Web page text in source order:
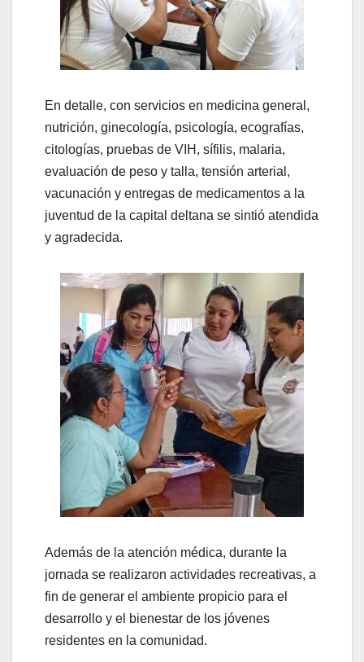
En detalle, con servicios en medicina general,
nutrición, ginecología, psicología, ecografías,
citologías, pruebas de VIH, sífilis, malaria,
evaluación de peso y talla, tensión arterial,
vacunación y entregas de medicamentos a la
juventud de la capital deltana se sintió atendida
y agradecida.
Además de la atención médica, durante la
jornada se realizaron actividades recreativas, a
fin de generar el ambiente propicio para el
desarrollo y el bienestar de los jóvenes
residentes en la comunidad.